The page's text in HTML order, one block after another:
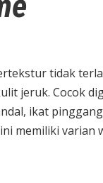
tidak
jeruk. Cocok
ikat
memiliki varian